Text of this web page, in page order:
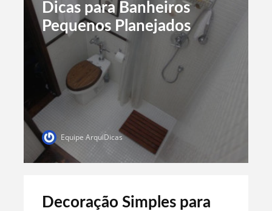
Dicas para Banheiros
Pequenos Planejados
Equipe ArquiDicas
Decoração Simples para